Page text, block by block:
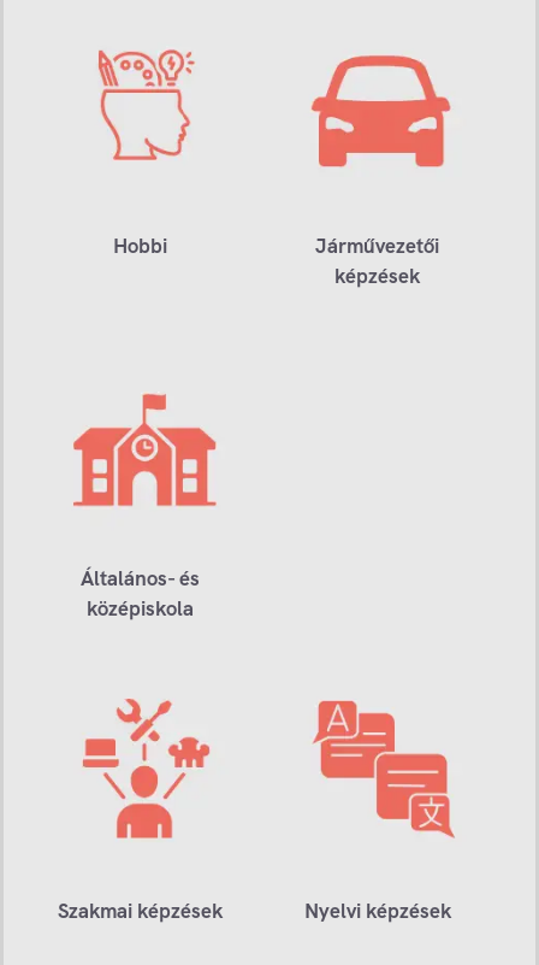
Hobbi
Járművezetői
képzések
Általános- és
középiskola
Szakmai képzések Nyelvi képzések